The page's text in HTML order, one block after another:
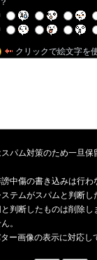
クリックで絵文字を
パム対策のため一旦
中傷の書き込みは行わ
テムがスパムと判断し
判断したものは削除し
。
ー画像の表示に対応し